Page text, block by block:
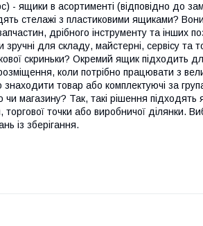
- ящики в асортименті (відповідно до
стелажі з пластиковими ящиками?
дрібного інструменту та інших
для складу, майстерні, сервісу та
скриньки? Окремий ящик підходить
коли потрібно працювати з
товар або комплектуючі за
магазину? Так, такі рішення підходять
точки або виробничої ділянки.
із зберігання.